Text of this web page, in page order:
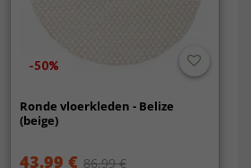
-50%
Ronde vloerkleden - Belize
(beige)
43.99 € 86.99 €